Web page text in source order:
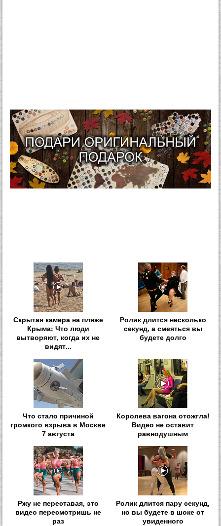
Скрытая камера на пляже
Крыма: Что люди
вытворяют, когда их не
видят...
Ролик длится несколько
секунд, а смеяться вы
будете долго
Что стало причиной
громкого взрыва в Москве
7 августа
Королева вагона отожгла!
Видео не оставит
равнодушным
Ржу не переставая, это
видео пересмотришь не
раз
Ролик длится пару секунд,
но вы будете в шоке от
увиденного